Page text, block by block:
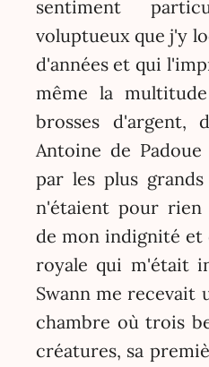
sentiment
voluptueux que j'y
d'années et qui
même la
brosses d'argent,
Antoine de
par les plus
n'étaient pour rien
de mon indignité et
royale qui m'était
Swann me recevait
chambre où trois
créatures, sa